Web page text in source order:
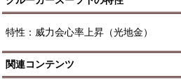
特性：威力会心率上昇（光地金）
関連コンテンツ